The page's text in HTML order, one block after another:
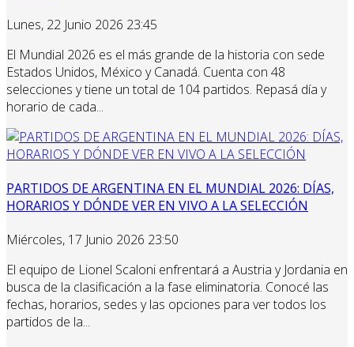
Lunes, 22 Junio 2026 23:45
El Mundial 2026 es el más grande de la historia con sede
Estados Unidos, México y Canadá. Cuenta con 48
selecciones y tiene un total de 104 partidos. Repasá día y
horario de cada...
PARTIDOS DE ARGENTINA EN EL MUNDIAL 2026: DÍAS,
HORARIOS Y DÓNDE VER EN VIVO A LA SELECCIÓN
Miércoles, 17 Junio 2026 23:50
El equipo de Lionel Scaloni enfrentará a Austria y Jordania en
busca de la clasificación a la fase eliminatoria. Conocé las
fechas, horarios, sedes y las opciones para ver todos los
partidos de la...